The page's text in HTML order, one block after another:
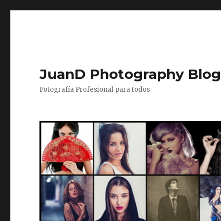
JuanD Photography Blog
Fotografía Profesional para todos